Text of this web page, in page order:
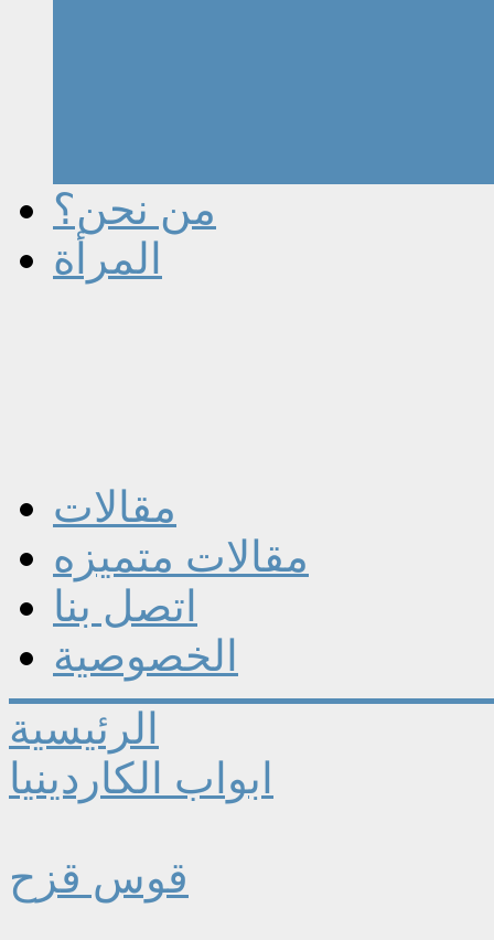
من نحن؟
المرأة
مقالات
مقالات متميزه
اتصل بنا
الخصوصية
الرئيسية
ابواب الكاردينيا
قوس قزح